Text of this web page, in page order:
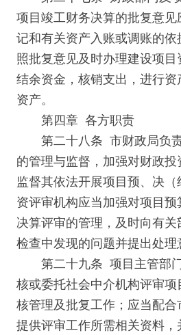
项目竣工财务决算的批复意
记和有关资产入账或调账的
照批复意见及时办理建设项
结余资金，核销支出，进行
资产。
第四章 各方职责
第二十八条 市财政局负责
的管理与监督，加强对财政投
监督其依法开展项目预、决
资评审机构应当加强对项目
决算评审的管理，及时向有
检查中发现的问题并提出处理
第二十九条 项目主管部门
核或委托社会中介机构评审
核管理及批复工作；应当配合
提供评审工作所需相关资料